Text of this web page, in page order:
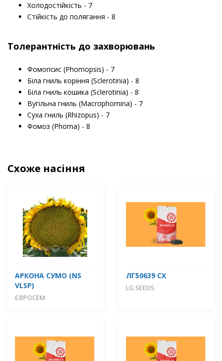
Холодостійкість - 7
Стійкість до полягання - 8
Толерантність до захворювань
Фомопсис (Phomopsis) - 7
Біла гниль коріння (Sclerotinia) - 8
Біла гниль кошика (Sclerotinia) - 8
Вугільна гниль (Macrophomina) - 7
Суха гниль (Rhizopus) - 7
Фомоз (Phoma) - 8
Схоже насіння
АРКОНА СУМО (NS
VLSP)
ЄВРОСЕМ
ЛГ50639 СХ
LG SEEDS